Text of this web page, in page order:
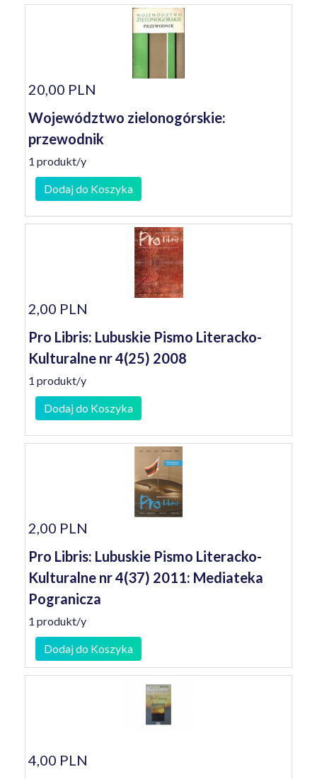
20,00 PLN
Województwo zielonogórskie:
przewodnik
1 produkt/y
Dodaj do Koszyka
2,00 PLN
Pro Libris: Lubuskie Pismo Literacko-
Kulturalne nr 4(25) 2008
1 produkt/y
Dodaj do Koszyka
2,00 PLN
Pro Libris: Lubuskie Pismo Literacko-
Kulturalne nr 4(37) 2011: Mediateka
Pogranicza
1 produkt/y
Dodaj do Koszyka
4,00 PLN